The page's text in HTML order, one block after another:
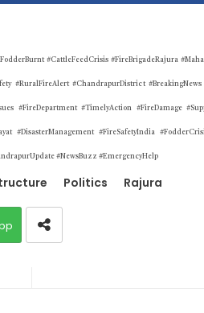
#CattleFeedCrisis #FireBrigadeRajura
#RuralFireAlert #ChandrapurDistrict #BreakingNews
#FireDepartment #TimelyAction #FireDamage
#DisasterManagement #FireSafetyIndia
#NewsBuzz #EmergencyHelp
Politics Rajura